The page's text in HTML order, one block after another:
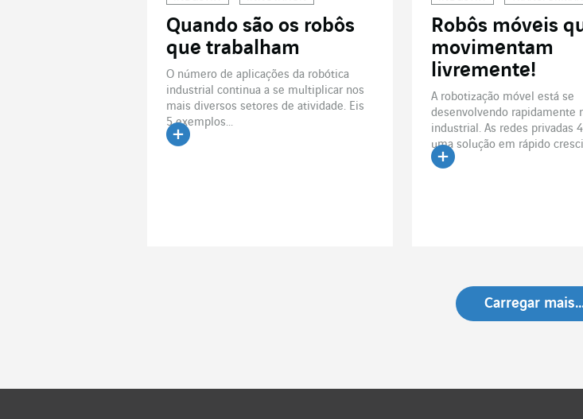
Quando são os robôs
que trabalham
O número de aplicações da robótica
industrial continua a se multiplicar nos
mais diversos setores de atividade. Eis
5 exemplos...
Robôs móveis
movimentam
livremente!
A robotização móvel está se
desenvolvendo rapidamente
industrial. As redes privadas
uma solução em rápido
Carregar